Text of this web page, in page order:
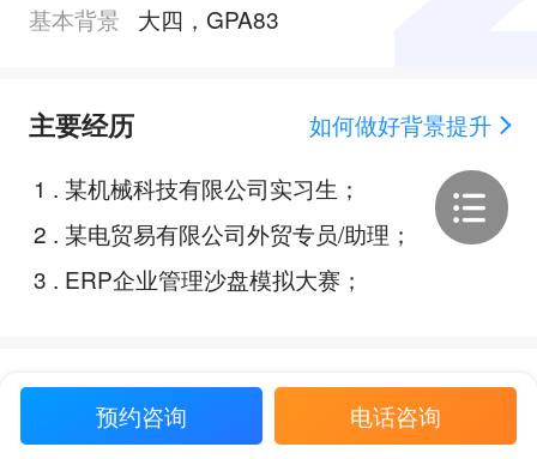
基本背景
大四，GPA83
主要经历
如何做好背景提升
1 . 某机械科技有限公司实习生；
2 . 某电贸易有限公司外贸专员/助理；
3 . ERP企业管理沙盘模拟大赛；
Offer展示
预约咨询 电话咨询